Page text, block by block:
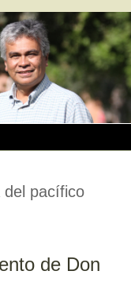
del pacífico
de Don